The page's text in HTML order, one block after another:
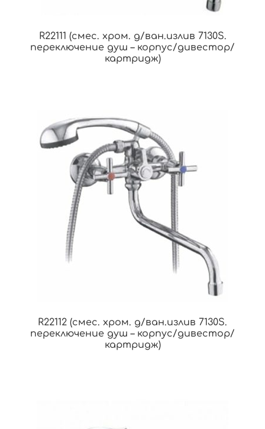
R22111 (смес. хром. д/ван.излив 7130S.
переключение душ – корпус/дивестор/
картридж)
R22112 (смес. хром. д/ван.излив 7130S.
переключение душ – корпус/дивестор/
картридж)